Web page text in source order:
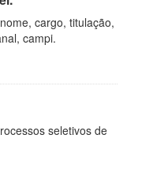
cargo, titulação,
campi.
seletivos de